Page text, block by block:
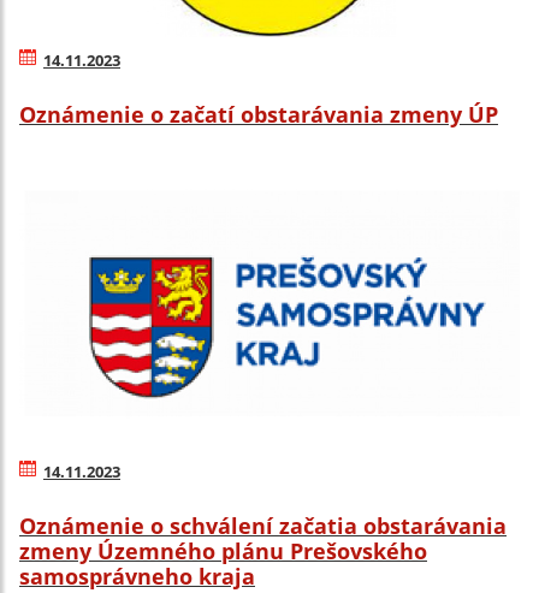
14.11.2023
Oznámenie o začatí obstarávania zmeny ÚP
14.11.2023
Oznámenie o schválení začatia obstarávania
zmeny Územného plánu Prešovského
samosprávneho kraja